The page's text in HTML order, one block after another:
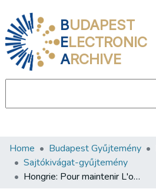
BUDAPEST
ELECTRONIC
ARCHIVE
Communities & Collections
All of DSpace
Home Budapest Gyűjtemény
Sajtókivágat-gyűjtemény
Hongrie: Pour maintenir L'ordre á Budapest